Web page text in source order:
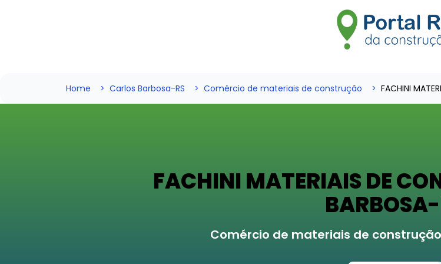
Home Carlos Barbosa-RS Comércio de materiais de construção FACHINI
FACHINI MATERIAIS DE
Comércio de materiais de